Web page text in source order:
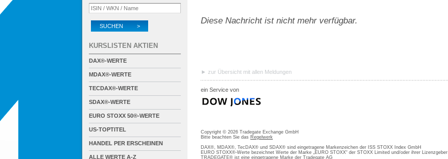
Diese Nachricht ist nicht mehr verfügbar.
zur Übersicht mit allen Meldungen
ein Service von
Copyright © 2026 Tradegate Exchange GmbH
Bitte beachten Sie das Regelwerk
DAX®, MDAX®, TecDAX® und SDAX® sind eingetragene Markenzeichen der ISS STOXX Index GmbH
EURO STOXX®-Werte bezeichnet Werte der Marke „EURO STOXX“ der STOXX Limited und/oder ihrer Lizenzgeber
TRADEGATE® ist eine eingetragene Marke der Tradegate AG
SUCHEN >
KURSLISTEN AKTIEN
DAX®-WERTE
MDAX®-WERTE
TECDAX®-WERTE
SDAX®-WERTE
EURO STOXX 50®-WERTE
US-TOPTITEL
HANDEL PER ERSCHEINEN
ALLE WERTE A-Z